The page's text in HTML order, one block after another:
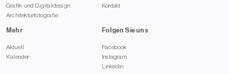
Grafik- und Digitaldesign
Architekturfotografie
Kontakt
Mehr
Aktuell
Kalender
Folgen Sie uns
Facebook
Instagram
Linkedin